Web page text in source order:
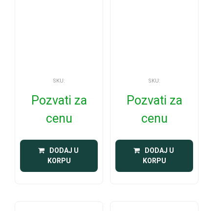
SKU:
Pozvati za
cenu
DODAJ U
KORPU
SKU:
Pozvati za
cenu
DODAJ U
KORPU